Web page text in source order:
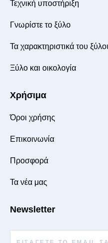
Τεχνική υποστήριξη
Γνωρίστε το ξύλο
Τα χαρακτηριστικά του
Ξύλο και οικολογία
Χρήσιμα
Όροι χρήσης
Επικοινωνία
Προσφορά
Τα νέα μας
Newsletter